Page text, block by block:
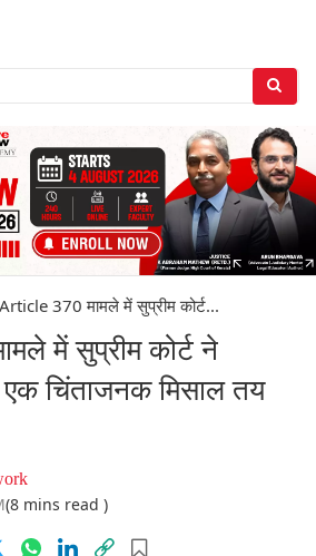
Article 370 मामले में सुप्रीम कोर्ट...
में सुप्रीम कोर्ट ने
चिंताजनक मिसाल तय
(8 mins read )